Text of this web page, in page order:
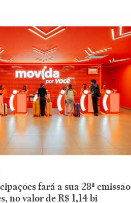
fará a sua 28ª emissão
no valor de R$ 1,14 bi